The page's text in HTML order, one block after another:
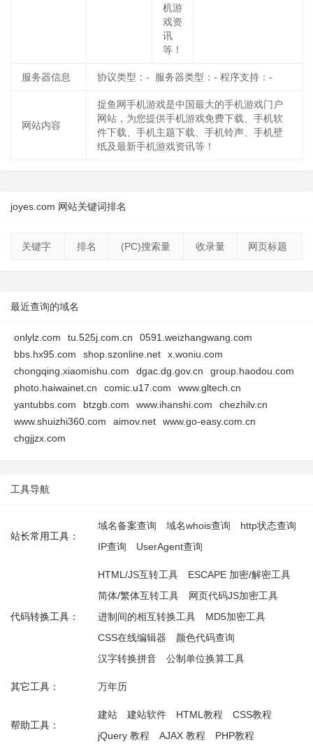
机游
戏资
讯
等！
服务器信息 协议类型：- 服务器类型：- 程序支持：-
网站内容
捉鱼网手机游戏是中国最大的手机游戏门户
网站，为您提供手机游戏免费下载、手机软
件下载、手机主题下载、手机铃声、手机壁
纸及最新手机游戏资讯等！
joyes.com 网站关键词排名
关键字 排名 (PC)搜索量 收录量 网页标题
最近查询的域名
onlylz.com tu.525j.com.cn
0591.weizhangwang.com
bbs.hx95.com
shop.szonline.net
x.woniu.com
chongqing.xiaomishu.com
dgac.dg.gov.cn
group.haodou.com
photo.haiwainet.cn
comic.u17.com
www.gltech.cn
yantubbs.com
btzgb.com www.ihanshi.com
chezhilv.cn
www.shuizhi360.com
aimov.net
www.go-easy.com.cn
chgjjzx.com
工具导航
站长常用工具：
域名备案查询 域名whois查询
http状态查询
IP查询
UserAgent查询
代码转换工具：
HTML/JS互转工具
ESCAPE 加密/解密工具
简体/繁体互转工具
网页代码JS加密工具
进制间的相互转换工具
MD5加密工具
CSS在线编辑器
颜色代码查询
汉字转换拼音
公制单位换算工具
其它工具： 万年历
帮助工具：
建站 建站软件 HTML教程
CSS教程
jQuery 教程
AJAX 教程 PHP教程